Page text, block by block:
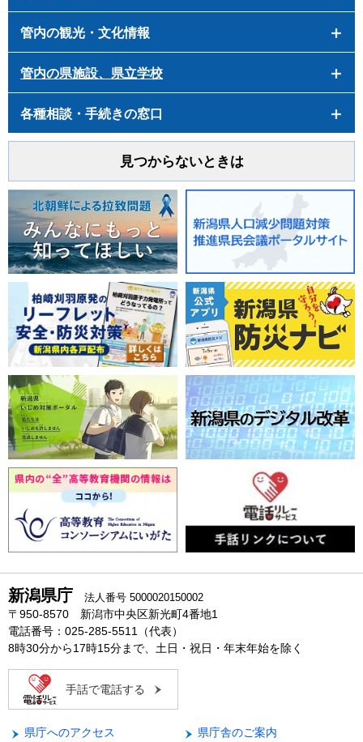
管内の観光・文化情報
管内の県施設、県立学校
各種相談・手続きの窓口
見つからないときは
新潟県庁 法人番号 5000020150002
〒950-8570 新潟市中央区新光町4番地1
電話番号：025-285-5511（代表）
8時30分から17時15分まで、土日・祝日・年末年始を除く
手話で電話する
県庁へのアクセス 県庁舎のご案内